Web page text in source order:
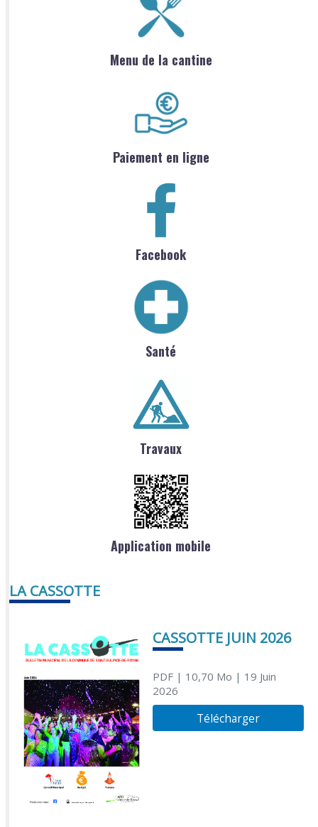
Menu de la cantine
Paiement en ligne
Facebook
Santé
Travaux
Application mobile
LA CASSOTTE
CASSOTTE JUIN 2026
PDF| 10,70 Mo | 19 Juin
2026
Télécharger